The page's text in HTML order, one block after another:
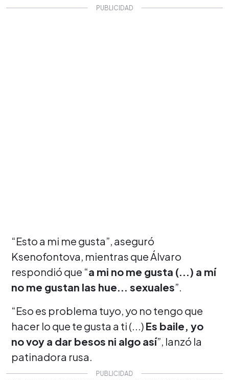
“Esto a mi me gusta”, aseguró
Ksenofontova, mientras que Álvaro
respondió que “a mi no me gusta (...) a mí
no me gustan las hue... sexuales”.
“Eso es problema tuyo, yo no tengo que
hacer lo que te gusta a ti (...) Es baile, yo
no voy a dar besos ni algo así”, lanzó la
patinadora rusa.